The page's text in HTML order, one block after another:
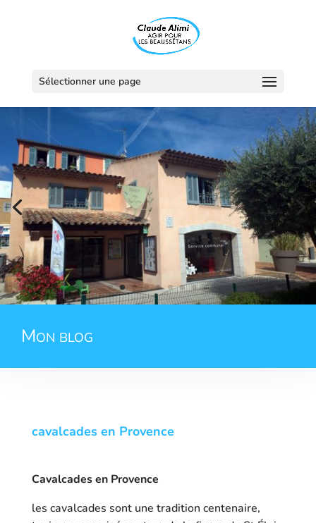
Sélectionner une page
Mon blog
cavalcades en Provence
Cavalcades en Provence
les cavalcades sont une tradition centenaire,